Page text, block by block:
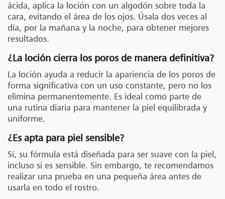
ácida, aplica la loción con un algodón sobre toda la
cara, evitando el área de los ojos. Úsala dos veces al
día, por la mañana y la noche, para obtener mejores
resultados.
¿La loción cierra los poros de manera definitiva?
La loción ayuda a reducir la apariencia de los poros de
forma significativa con un uso constante, pero no los
elimina permanentemente. Es ideal como parte de
una rutina diaria para mantener la piel equilibrada y
uniforme.
¿Es apta para piel sensible?
Sí, su fórmula está diseñada para ser suave con la piel,
incluso si es sensible. Sin embargo, te recomendamos
realizar una prueba en una pequeña área antes de
usarla en todo el rostro.